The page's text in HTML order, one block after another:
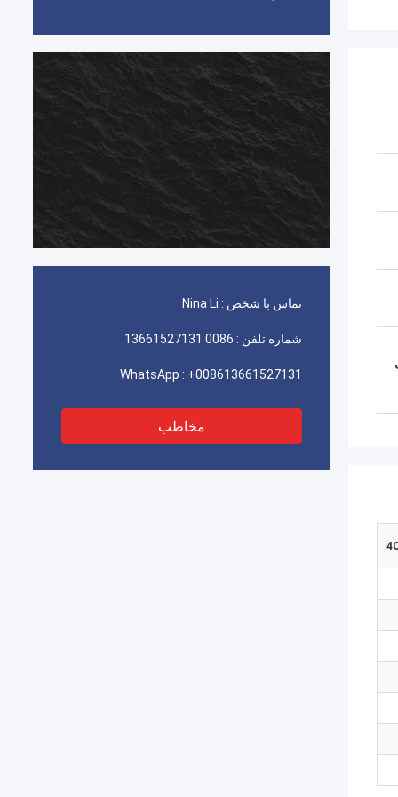
تماس با شخص : Nina Li
شماره تلفن : 0086 13661527131
WhatsApp : +008613661527131
مخاطب